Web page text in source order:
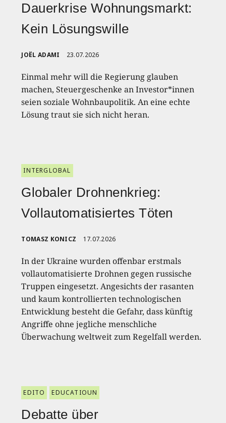
Dauerkrise Wohnungsmarkt:
Kein Lösungswille
JOËL ADAMI 23.07.2026
Einmal mehr will die Regierung glauben
machen, Steuergeschenke an Investor*innen
seien soziale Wohnbaupolitik. An eine echte
Lösung traut sie sich nicht heran.
INTERGLOBAL
Globaler Drohnenkrieg:
Vollautomatisiertes Töten
TOMASZ KONICZ 17.07.2026
In der Ukraine wurden offenbar erstmals
vollautomatisierte Drohnen gegen russische
Truppen eingesetzt. Angesichts der rasanten
und kaum kontrollierten technologischen
Entwicklung besteht die Gefahr, dass künftig
Angriffe ohne jegliche menschliche
Überwachung weltweit zum Regelfall werden.
EDITO EDUCATIOUN
Debatte über